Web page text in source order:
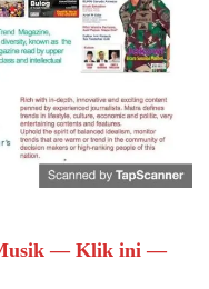
Musik — Klik ini —